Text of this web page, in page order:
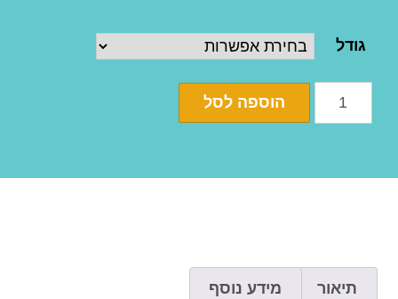
גודל
הוספה לסל
תיאור מידע נוסף